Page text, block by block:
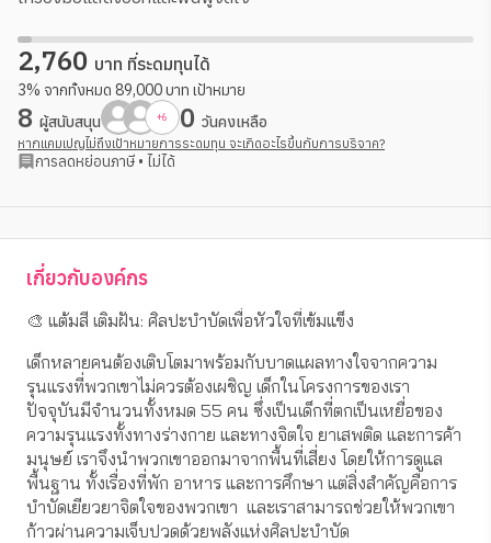
2,760 บาท ที่ระดมทุนได้
3% จากทั้งหมด 89,000บาท เป้าหมาย
8 ผู้สนับสนุน +6 0 วันคงเหลือ
หากแคมเปญไม่ถึงเป้าหมายการระดมทุน จะเกิดอะไรขึ้นกับการบริจาค?
การลดหย่อนภาษี • ไม่ได้
เกี่ยวกับองค์กร
🎨 แต้มสี เติมฝัน: ศิลปะบำบัดเพื่อหัวใจที่เข้มแข็ง
เด็กหลายคนต้องเติบโตมาพร้อมกับบาดแผลทางใจจากความ
รุนแรงที่พวกเขาไม่ควรต้องเผชิญ เด็กในโครงการของเรา
ปัจจุบันมีจำนวนทั้งหมด 55 คน ซึ่งเป็นเด็กที่ตกเป็นเหยื่อของ
ความรุนแรงทั้งทางร่างกาย และทางจิตใจ ยาเสพติด และการค้า
มนุษย์ เราจึงนำพวกเขาออกมาจากพื้นที่เสี่ยง โดยให้การดูแล
พื้นฐาน ทั้งเรื่องที่พัก อาหาร และการศึกษา แต่สิ่งสำคัญคือการ
บำบัดเยียวยาจิตใจของพวกเขา  และเราสามารถช่วยให้พวกเขา
ก้าวผ่านความเจ็บปวดด้วยพลังแห่งศิลปะบำบัด